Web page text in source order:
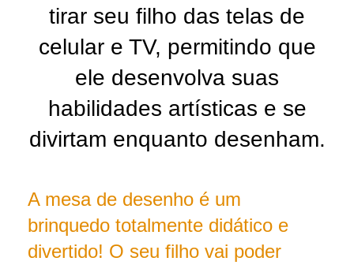
tirar seu filho das telas de
celular e TV, permitindo que
ele desenvolva suas
habilidades artísticas e se
divirtam enquanto desenham.
A mesa de desenho é um
brinquedo totalmente didático e
divertido! O seu filho vai poder